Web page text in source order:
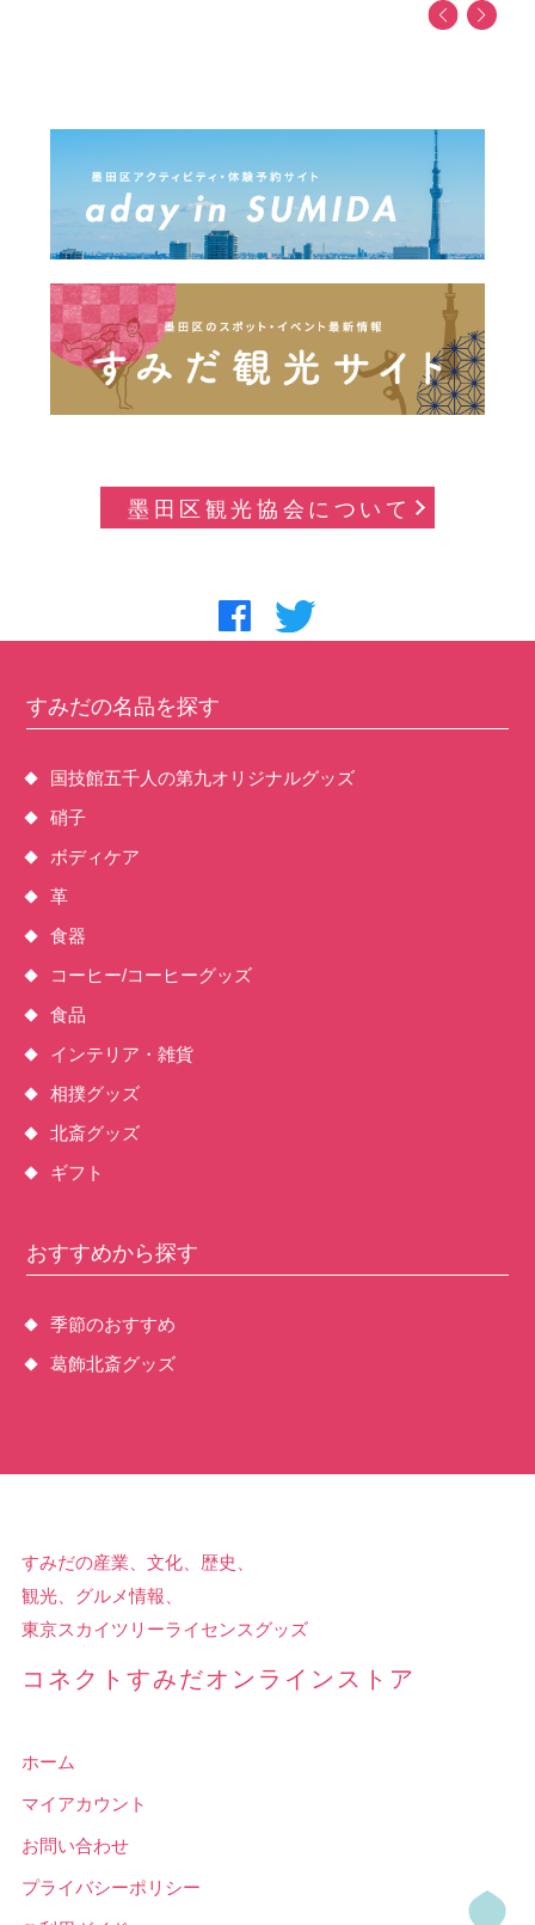
墨田区観光協会について
すみだの名品を探す
国技館五千人の第九オリジナルグッズ
硝子
ボディケア
革
食器
コーヒー/コーヒーグッズ
食品
インテリア・雑貨
相撲グッズ
北斎グッズ
ギフト
おすすめから探す
季節のおすすめ
葛飾北斎グッズ
すみだの産業、文化、歴史、
観光、グルメ情報、
東京スカイツリーライセンスグッズ
コネクトすみだオンラインストア
ホーム
マイアカウント
お問い合わせ
プライバシーポリシー